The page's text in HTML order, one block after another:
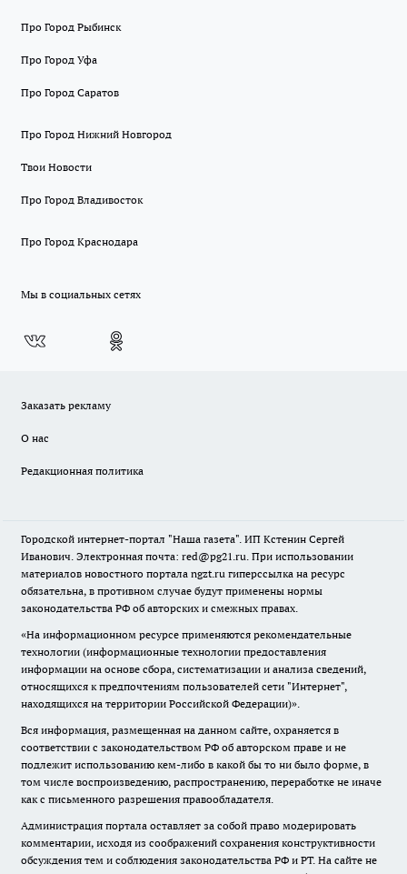
Про Город Рыбинск
Про Город Уфа
Про Город Саратов
Про Город Нижний Новгород
Твои Новости
Про Город Владивосток
Про Город Краснодара
Мы в социальных сетях
Заказать рекламу
О нас
Редакционная политика
Городской интернет-портал "Наша газета". ИП Кстенин Сергей
Иванович. Электронная почта: red@pg21.ru. При использовании
материалов новостного портала ngzt.ru гиперссылка на ресурс
обязательна, в противном случае будут применены нормы
законодательства РФ об авторских и смежных правах.
«На информационном ресурсе применяются рекомендательные
технологии (информационные технологии предоставления
информации на основе сбора, систематизации и анализа сведений,
относящихся к предпочтениям пользователей сети "Интернет",
находящихся на территории Российской Федерации)».
Вся информация, размещенная на данном сайте, охраняется в
соответствии с законодательством РФ об авторском праве и не
подлежит использованию кем-либо в какой бы то ни было форме, в
том числе воспроизведению, распространению, переработке не иначе
как с письменного разрешения правообладателя.
Администрация портала оставляет за собой право модерировать
комментарии, исходя из соображений сохранения конструктивности
обсуждения тем и соблюдения законодательства РФ и РТ. На сайте не